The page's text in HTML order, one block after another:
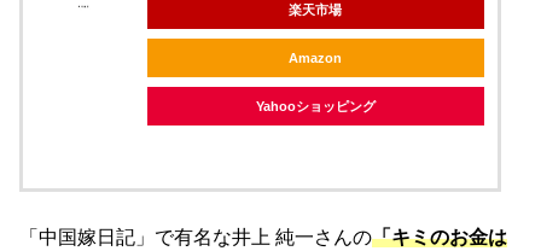
楽天市場
Amazon
Yahooショッピング
「中国嫁日記」で有名な井上 純一さんの「キミのお金は